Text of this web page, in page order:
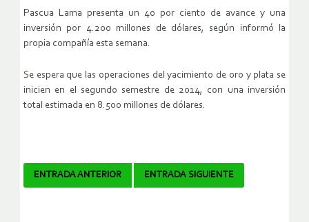
Pascua Lama presenta un 40 por ciento de avance y una
inversión por 4.200 millones de dólares, según informó la
propia compañía esta semana.
Se espera que las operaciones del yacimiento de oro y plata se
inicien en el segundo semestre de 2014, con una inversión
total estimada en 8.500 millones de dólares.
Navegador
ENTRADA ANTERIOR ENTRADA SIGUIENTE